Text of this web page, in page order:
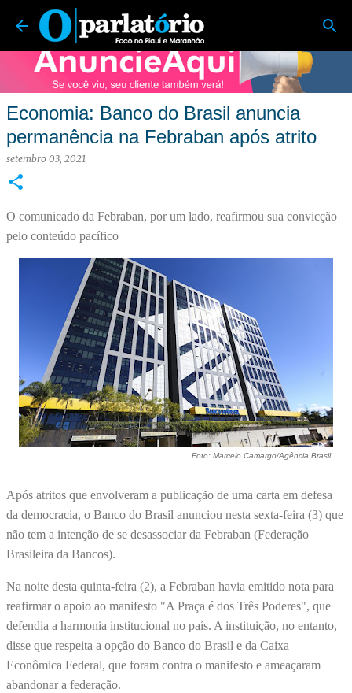
Pular para o conteúdo principal
O Parlatório | Foco no Piauí e Maranhão
Economia: Banco do Brasil anuncia
permanência na Febraban após atrito
setembro 03, 2021
O comunicado da Febraban, por um lado, reafirmou sua convicção
pelo conteúdo pacífico
Foto: Marcelo Camargo/Agência Brasil
Após atritos que envolveram a publicação de uma carta em defesa
da democracia, o Banco do Brasil anunciou nesta sexta-feira (3) que
não tem a intenção de se desassociar da Febraban (Federação
Brasileira da Bancos).
Na noite desta quinta-feira (2), a Febraban havia emitido nota para
reafirmar o apoio ao manifesto "A Praça é dos Três Poderes", que
defendia a harmonia institucional no país. A instituição, no entanto,
disse que respeita a opção do Banco do Brasil e da Caixa
Econômica Federal, que foram contra o manifesto e ameaçaram
abandonar a federação.